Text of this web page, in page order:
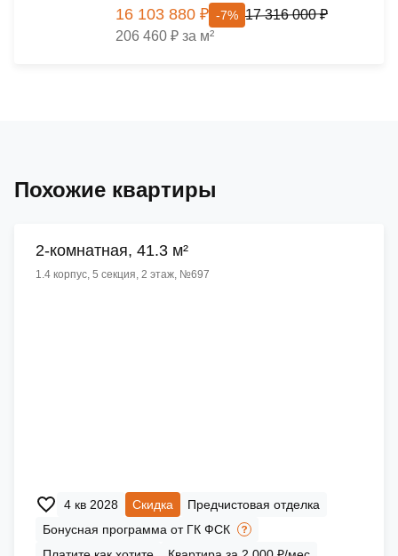
16 103 880 ₽ -7% 17 316 000 ₽
206 460 ₽ за м²
Похожие квартиры
2-комнатная, 41.3 м²
1.4 корпус, 5 секция, 2 этаж, №697
4 кв 2028 Скидка
Предчистовая отделка
Бонусная программа от ГК ФСК